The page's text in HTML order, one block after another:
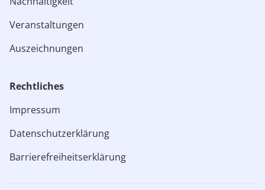
Veranstaltungen
Auszeichnungen
Rechtliches​
Impressum
Datenschutzerklärung
Barrierefreiheitserklärung